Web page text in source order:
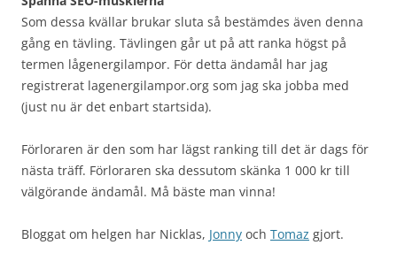
Som dessa kvällar brukar sluta så bestämdes även denna
gång en tävling. Tävlingen går ut på att ranka högst på
termen lågenergilampor. För detta ändamål har jag
registrerat lagenergilampor.org som jag ska jobba med
(just nu är det enbart startsida).
Förloraren är den som har lägst ranking till det är dags för
nästa träff. Förloraren ska dessutom skänka 1 000 kr till
välgörande ändamål. Må bäste man vinna!
Bloggat om helgen har Nicklas, Jonny och Tomaz gjort.